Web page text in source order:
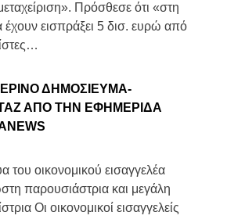
Πρόσθεσε ότι «στη
έχουν εισπράξει 5 δισ. ευρώ από
ΔΗΜΟΣΙΕΥΜΑ-
ΑΠΟ ΤΗΝ ΕΦΗΜΕΡΙΔΑ
του οικονομικού εισαγγελέα
παρουσιάστρια και μεγάλη
Οι οικονομικοί εισαγγελείς